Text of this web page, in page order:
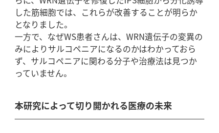
した筋細胞では、これらが改善することが明らか
となりました。
一方で、なぜWS患者さんは、WRN遺伝子の変異の
みによりサルコペニアになるのかはわかっておら
ず、サルコペニアに関わる分子や治療法は見つか
っていません。
本研究によって切り開かれる医療の未来